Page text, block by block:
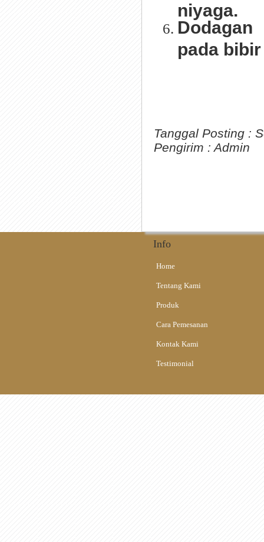
niyaga.
pada
Tanggal Posting :
Pengirim :Admin
Info
Home
Tentang Kami
Produk
Cara Pemesanan
Kontak Kami
Testimonial